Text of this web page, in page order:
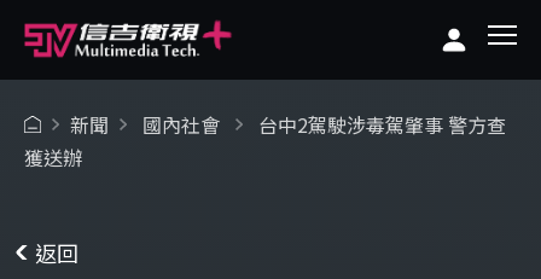
新聞 國內社會
台中2駕駛涉毒駕肇事 警方查
獲送辦
返回